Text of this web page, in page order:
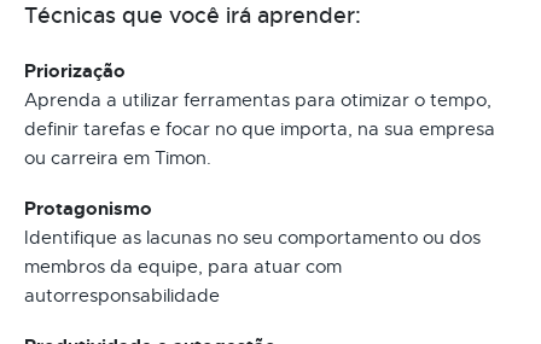
Técnicas que você irá aprender:
Priorização
Aprenda a utilizar ferramentas para otimizar o tempo,
definir tarefas e focar no que importa, na sua empresa
ou carreira em Timon.
Protagonismo
Identifique as lacunas no seu comportamento ou dos
membros da equipe, para atuar com
autorresponsabilidade